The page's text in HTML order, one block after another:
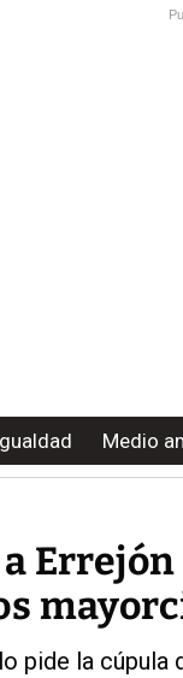
Medio
pide la cúpula